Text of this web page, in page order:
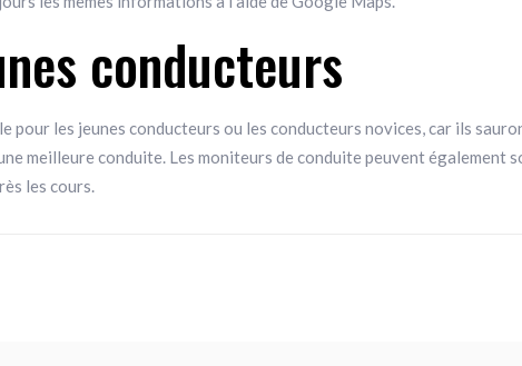
conducteurs
pour les jeunes conducteurs ou les conducteurs novices, car ils
meilleure conduite. Les moniteurs de conduite peuvent également
les cours.